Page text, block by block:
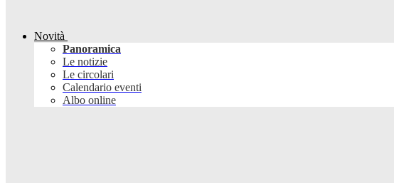
Novità
Panoramica
Le notizie
Le circolari
Calendario eventi
Albo online